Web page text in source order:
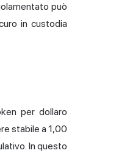
può
in custodia
per dollaro
stabile a 1,00
In questo